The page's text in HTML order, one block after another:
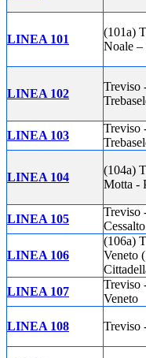
LINEA 101
(101a)
Noale –
LINEA 102
Treviso
LINEA 103
Treviso
LINEA 104
(104a)
Motta -
LINEA 105
Treviso
LINEA 106
(106a)
Veneto
LINEA 107
Treviso
Veneto
LINEA 108 Treviso